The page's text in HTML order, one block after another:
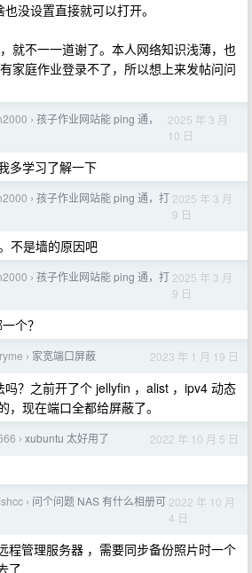
没设置直接就可以打开。
就不一一道谢了。本人网络知识浅薄，也
家庭作业登录不了，所以想上来发帖问问
› 孩子作业网站能 ping 通，
2025 年 3 月
10 日
多学习了解一下
› 孩子作业网站能 ping 通，打 2025 年 3 月
9 日
不是墙的原因吧
› 孩子作业网站能 ping 通，打 2025 年 3 月
9 日
个？
› 家宽端口屏蔽 2023 年 1 月 19 日
吗？之前开了个 jellyfin ，alist ，ipv4 动态
现在端口全都给屏蔽了。
› xubuntu 太好用了 2022 年 10 月 5 日
› 问个问题 NAS 有什么相册可 2022 年 10 月
4 日
程管理服务器 ，需要同步备份照片时一个
了